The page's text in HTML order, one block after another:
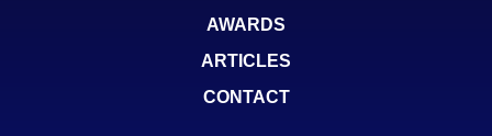
AWARDS
ARTICLES
CONTACT